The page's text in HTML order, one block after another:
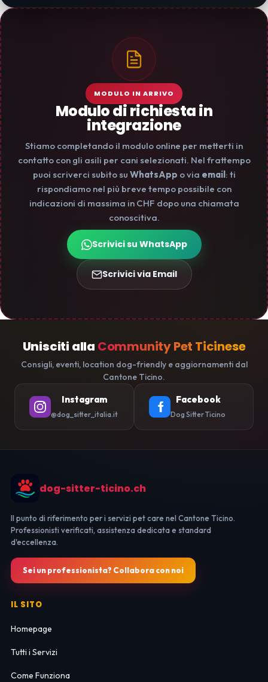
MODULO IN ARRIVO
Modulo di richiesta in
integrazione
Stiamo completando il modulo online per metterti in
contatto con gli asili per cani selezionati. Nel frattempo
puoi scriverci subito su WhatsApp o via email: ti
rispondiamo nel più breve tempo possibile con
indicazioni di massima in CHF dopo una chiamata
conoscitiva.
Scrivici su WhatsApp
Scrivici via Email
Unisciti alla Community Pet Ticinese
Consigli, eventi, location dog-friendly e aggiornamenti dal
Cantone Ticino.
Instagram
@dog_sitter_italia.it
Facebook
Dog Sitter Ticino
dog-sitter-ticino.ch
Il punto di riferimento per i servizi pet care nel Cantone Ticino.
Professionisti verificati, assistenza dedicata e standard
d'eccellenza.
Sei un professionista? Collabora con noi
IL SITO
Homepage
Tutti i Servizi
Come Funziona